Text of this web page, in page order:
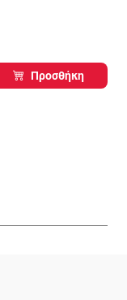
Προσθήκη